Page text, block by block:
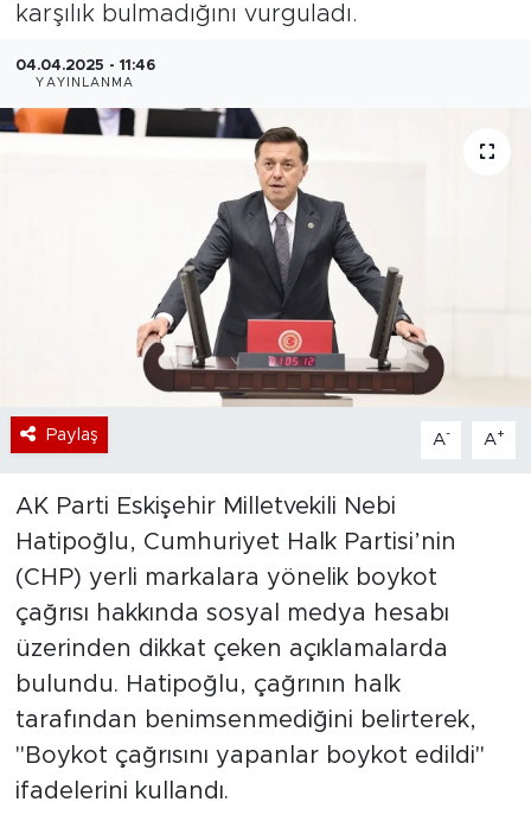
karşılık bulmadığını vurguladı.
04.04.2025 - 11:46
YAYINLANMA
Paylaş A- A+
AK Parti Eskişehir Milletvekili Nebi
Hatipoğlu, Cumhuriyet Halk Partisi’nin
(CHP) yerli markalara yönelik boykot
çağrısı hakkında sosyal medya hesabı
üzerinden dikkat çeken açıklamalarda
bulundu. Hatipoğlu, çağrının halk
tarafından benimsenmediğini belirterek,
"Boykot çağrısını yapanlar boykot edildi"
ifadelerini kullandı.
Sanat
Sektör